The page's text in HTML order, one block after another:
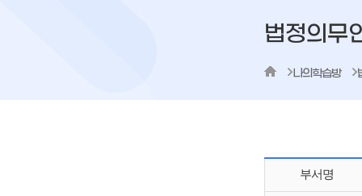
법정의무
나의학습방
부서명